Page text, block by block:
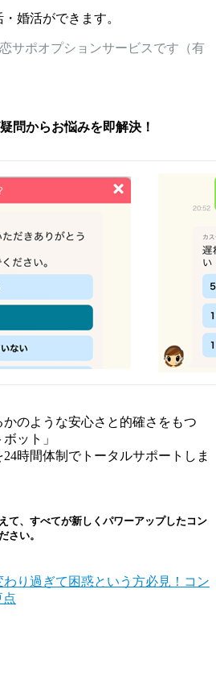
婚活ができます。
サポオプションサービスです（有
問からお悩みを即解決！
のような安心さと的確さをもつ
ット」
時間体制でトータルサポートしま
て、すべてが新しくパワーアップしたコン
さい。
り過ぎて困惑という方必見！コン
点